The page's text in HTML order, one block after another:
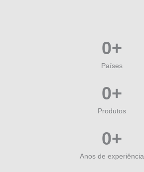
Países
0+
Produtos
0+
Anos de experiência
0+